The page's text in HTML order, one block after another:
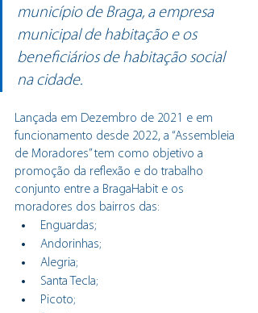
município de Braga, a empresa
municipal de habitação e os
beneficiários de habitação social
na cidade.
Lançada em Dezembro de 2021 e em
funcionamento desde 2022, a “Assembleia
de Moradores” tem como objetivo a
promoção da reflexão e do trabalho
conjunto entre a BragaHabit e os
moradores dos bairros das:
Enguardas;
Andorinhas;
Alegria;
Santa Tecla;
Picoto;